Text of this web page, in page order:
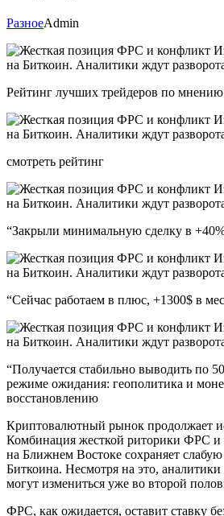
РазноеAdmin
Рейтинг лучших трейдеров по мнению
смотреть рейтинг
“Закрыли минимальную сделку в
“Сейчас работаем в плюс, +1300$ в
“Получается стабильно выводить по
режиме ожидания: геополитика и
восстановлению
Криптовалютный рынок продолжает
Комбинация жесткой риторики ФРС и
на Ближнем Востоке сохраняет
Биткоина. Несмотря на это,
могут измениться уже во второй
ФРС, как ожидается, оставит ставку